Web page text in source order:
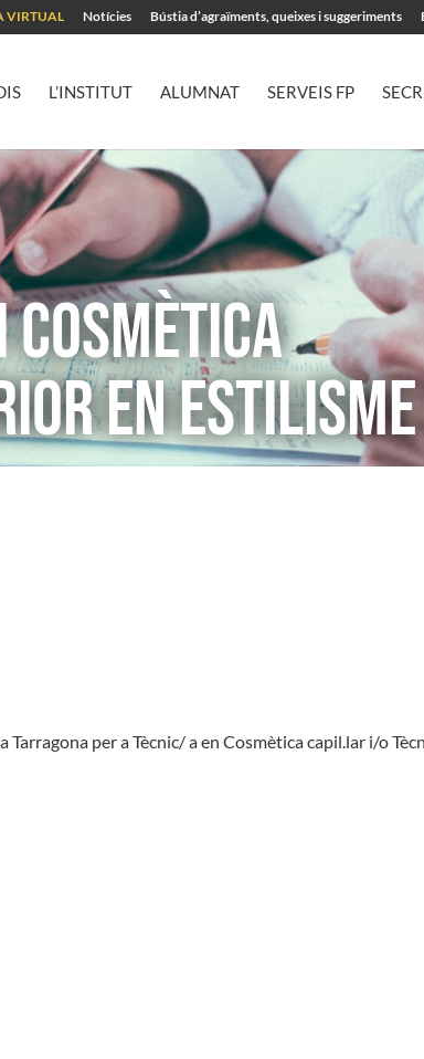
VIRTUAL Notícies Bústia d’agraïments, queixes i suggeriments
L’INSTITUT ALUMNAT SERVEIS FP
EN
a Tarragona per a Tècnic/ a en Cosmètica capil.lar i/o